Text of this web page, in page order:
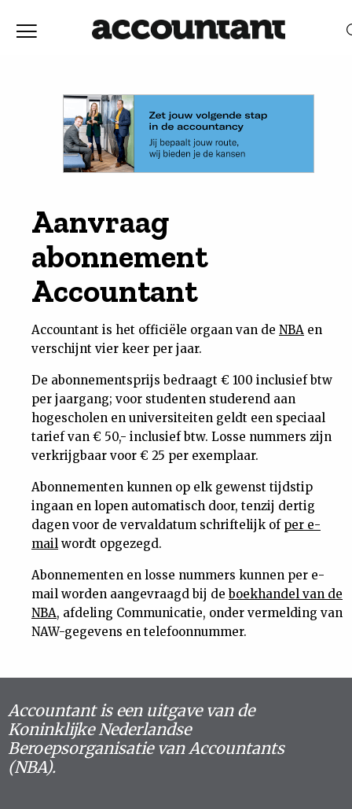
Nieuws
Discussie
Vaktechniek
Achtergrond
Uit
Feiten
Cijfers
Tuchtrecht
Magazine
Podcast
Dossiers
Nieuwsbrief
Contact
Aanvraag
abonnement
Accountant
Accountant is het officiële orgaan van de NBA en
verschijnt vier keer per jaar.
De abonnementsprijs bedraagt € 100 inclusief btw
per jaargang; voor studenten studerend aan
hogescholen en universiteiten geldt een speciaal
tarief van € 50,- inclusief btw. Losse nummers zijn
verkrijgbaar voor € 25 per exemplaar.
Abonnementen kunnen op elk gewenst tijdstip
ingaan en lopen automatisch door, tenzij dertig
dagen voor de vervaldatum schriftelijk of per e-
mail wordt opgezegd.
Abonnementen en losse nummers kunnen per e-
mail worden aangevraagd bij deboekhandel van de
NBA, afdeling Communicatie, onder vermelding van
NAW-gegevens en telefoonnummer.
RELEVANTIEDATUM
Accountant is een uitgave van de
Koninklijke Nederlandse
Beroepsorganisatie van Accountants
(NBA).